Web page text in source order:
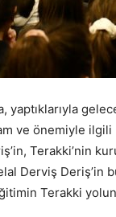
yaptıklarıyla
ve önemiyle ilgili
Terakki’nin
Derviş Deriş’in
Terakki